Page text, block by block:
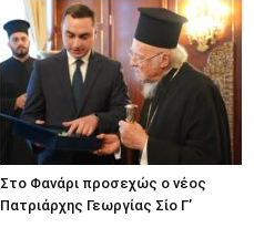
Στο Φανάρι προσεχώς ο νέος
Πατριάρχης Γεωργίας Σίο Γ’